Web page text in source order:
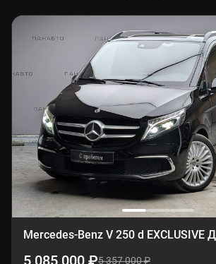
Mercedes-Benz V 250 d EXCLUSIVE
5 357 000 ₽